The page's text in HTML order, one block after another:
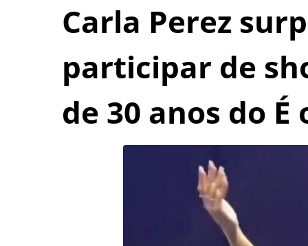
Carla Perez
participar de
de 30 anos do É